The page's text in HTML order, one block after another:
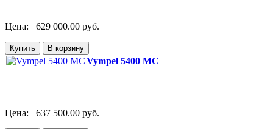
Цена: 629 000.00 руб.
Vympel 5400 MC
Цена: 637 500.00 руб.